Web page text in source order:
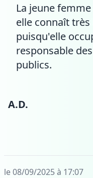
La jeune
elle connaît
puisqu'elle
responsable
publics.
A.D.
le 08/09/2025 à 17:07